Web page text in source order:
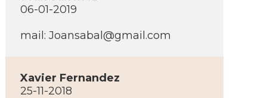
06-01-2019
mail: Joansabal@gmail.com
Xavier Fernandez
25-11-2018